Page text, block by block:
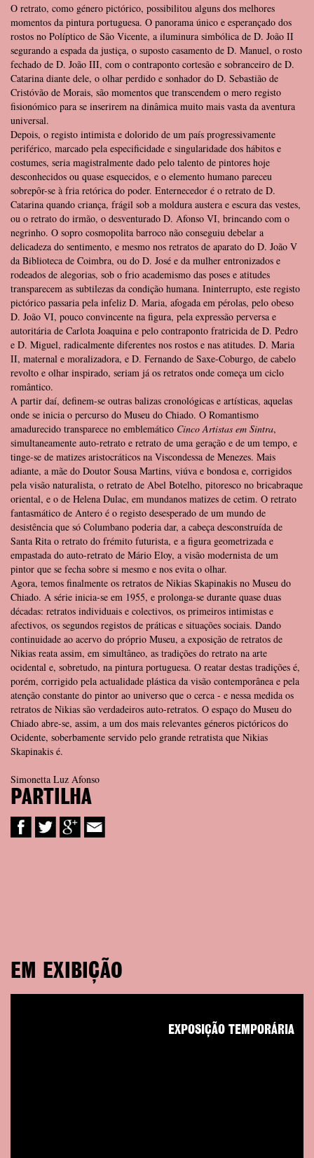
O retrato, como género pictórico, possibilitou alguns dos melhores
momentos da pintura portuguesa. O panorama único e esperançado dos
rostos no Políptico de São Vicente, a iluminura simbólica de D. João II
segurando a espada da justiça, o suposto casamento de D. Manuel, o rosto
fechado de D. João III, com o contraponto cortesão e sobranceiro de D.
Catarina diante dele, o olhar perdido e sonhador do D. Sebastião de
Cristóvão de Morais, são momentos que transcendem o mero registo
fisionómico para se inserirem na dinâmica muito mais vasta da aventura
universal.
Depois, o registo intimista e dolorido de um país progressivamente
periférico, marcado pela especificidade e singularidade dos hábitos e
costumes, seria magistralmente dado pelo talento de pintores hoje
desconhecidos ou quase esquecidos, e o elemento humano pareceu
sobrepôr-se à fria retórica do poder. Enternecedor é o retrato de D.
Catarina quando criança, frágil sob a moldura austera e escura das vestes,
ou o retrato do irmão, o desventurado D. Afonso VI, brincando com o
negrinho. O sopro cosmopolita barroco não conseguiu debelar a
delicadeza do sentimento, e mesmo nos retratos de aparato do D. João V
da Biblioteca de Coimbra, ou do D. José e da mulher entronizados e
rodeados de alegorias, sob o frio academismo das poses e atitudes
transparecem as subtilezas da condição humana. Ininterrupto, este registo
pictórico passaria pela infeliz D. Maria, afogada em pérolas, pelo obeso
D. João VI, pouco convincente na figura, pela expressão perversa e
autoritária de Carlota Joaquina e pelo contraponto fratricida de D. Pedro
e D. Miguel, radicalmente diferentes nos rostos e nas atitudes. D. Maria
II, maternal e moralizadora, e D. Fernando de Saxe-Coburgo, de cabelo
revolto e olhar inspirado, seriam já os retratos onde começa um ciclo
romântico.
A partir daí, definem-se outras balizas cronológicas e artísticas, aquelas
onde se inicia o percurso do Museu do Chiado. O Romantismo
amadurecido transparece no emblemático Cinco Artistas em Sintra,
simultaneamente auto-retrato e retrato de uma geração e de um tempo, e
tinge-se de matizes aristocráticos na Viscondessa de Menezes. Mais
adiante, a mãe do Doutor Sousa Martins, viúva e bondosa e, corrigidos
pela visão naturalista, o retrato de Abel Botelho, pitoresco no bricabraque
oriental, e o de Helena Dulac, em mundanos matizes de cetim. O retrato
fantasmático de Antero é o registo desesperado de um mundo de
desistência que só Columbano poderia dar, a cabeça desconstruída de
Santa Rita o retrato do frémito futurista, e a figura geometrizada e
empastada do auto-retrato de Mário Eloy, a visão modernista de um
pintor que se fecha sobre si mesmo e nos evita o olhar.
Agora, temos finalmente os retratos de Nikias Skapinakis no Museu do
Chiado. A série inicia-se em 1955, e prolonga-se durante quase duas
décadas: retratos individuais e colectivos, os primeiros intimistas e
afectivos, os segundos registos de práticas e situações sociais. Dando
continuidade ao acervo do próprio Museu, a exposição de retratos de
Nikias reata assim, em simultâneo, as tradições do retrato na arte
ocidental e, sobretudo, na pintura portuguesa. O reatar destas tradições é,
porém, corrigido pela actualidade plástica da visão contemporânea e pela
atenção constante do pintor ao universo que o cerca - e nessa medida os
retratos de Nikias são verdadeiros auto-retratos. O espaço do Museu do
Chiado abre-se, assim, a um dos mais relevantes géneros pictóricos do
Ocidente, soberbamente servido pelo grande retratista que Nikias
Skapinakis é.
Simonetta Luz Afonso
PARTILHA
EM EXIBIÇÃO
EXPOSIÇÃO TEMPORÁRIA